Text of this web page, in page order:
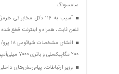
سامسونگ
آسیب به ۱۱۶ دکل
تلفن ثابت، همراه و اینترنت ‌قطع
افشای
۲۰۰ مگاپیکسلی و باتری ۷۰۰۰ میلی‌آمپری در راه است
وزیر ارتباطات: پیام‌رسان‌های